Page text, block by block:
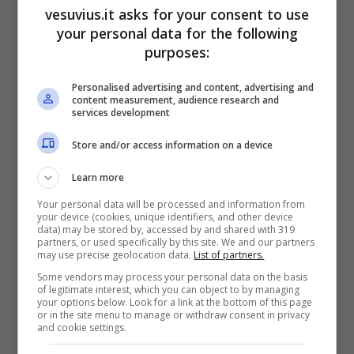
L’amico di Blanco Mohamed è stato intervistato
al settimanale
Blancoha scelto proprio questo nome:
Riccardo Fabbriconiè allergico al latte. Il
cantante diciannovenne è infattiintollerante al
lattosioe proprio per questo avrebbe scelto di
chiamarsi Blanco: un termine spagnoloche
vuol dire bianco, proprio come il latte che
purtroppo non può bere.
vesuvius.it asks for your consent to use
your personal data for the following
purposes:
Personalised advertising and content, advertising and
content measurement, audience research and
services development
Store and/or access information on a device
Learn more
Your personal data will be processed and information from
your device (cookies, unique identifiers, and other device
data) may be stored by, accessed by and shared with 319
partners, or used specifically by this site. We and our partners
may use precise geolocation data. List of partners.
Some vendors may process your personal data on the basis
of legitimate interest, which you can object to by managing
your options below. Look for a link at the bottom of this page
or in the site menu to manage or withdraw consent in privacy
and cookie settings.